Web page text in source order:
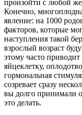
произойти с любой
Конечно,
явление: на 1000
факторов, которые
наступления такой
взрослый возраст
этому часто
яйцеклетку,
гормональная
созревает сразу
вы долго принимали
это делать.